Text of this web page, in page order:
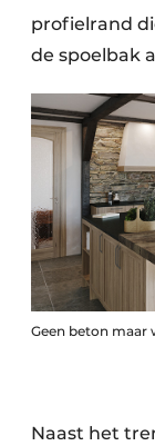
profielrand
de spoelbak
Geen beton maar
Naast het